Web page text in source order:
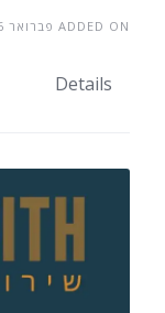
ADDED ON פברואר 26, 2025
Details